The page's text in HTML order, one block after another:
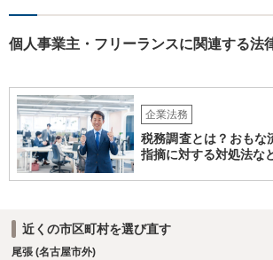
個人事業主・フリーランスに関連する法
企業法務
税務調査とは？おもな
指摘に対する対処法な
近くの市区町村を選び直す
尾張 (名古屋市外)